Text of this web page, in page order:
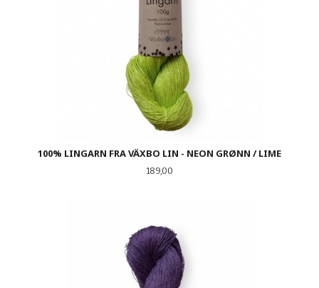
100% LINGARN FRA VÄXBO LIN - NEON GRØNN / LIME
Pris
189,00